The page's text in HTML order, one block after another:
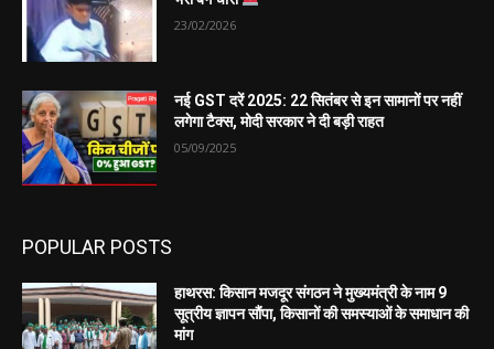
23/02/2026
नई GST दरें 2025: 22 सितंबर से इन सामानों पर नहीं
लगेगा टैक्स, मोदी सरकार ने दी बड़ी राहत
05/09/2025
POPULAR POSTS
हाथरस: किसान मजदूर संगठन ने मुख्यमंत्री के नाम 9
सूत्रीय ज्ञापन सौंपा, किसानों की समस्याओं के समाधान की
मांग